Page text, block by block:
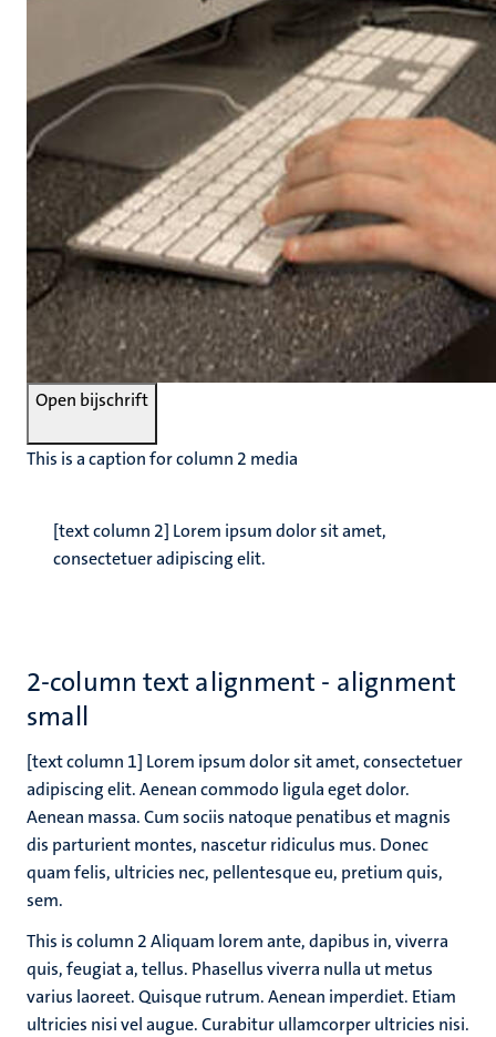
Open bijschrift
This is a caption for column 2 media
[text column 2] Lorem ipsum dolor sit amet,
consectetuer adipiscing elit.
2-column text alignment - alignment
small
[text column 1] Lorem ipsum dolor sit amet, consectetuer
adipiscing elit. Aenean commodo ligula eget dolor.
Aenean massa. Cum sociis natoque penatibus et magnis
dis parturient montes, nascetur ridiculus mus. Donec
quam felis, ultricies nec, pellentesque eu, pretium quis,
sem.
This is column 2Aliquam lorem ante, dapibus in, viverra
quis, feugiat a, tellus. Phasellus viverra nulla ut metus
varius laoreet. Quisque rutrum. Aenean imperdiet. Etiam
ultricies nisi vel augue. Curabitur ullamcorper ultricies nisi.